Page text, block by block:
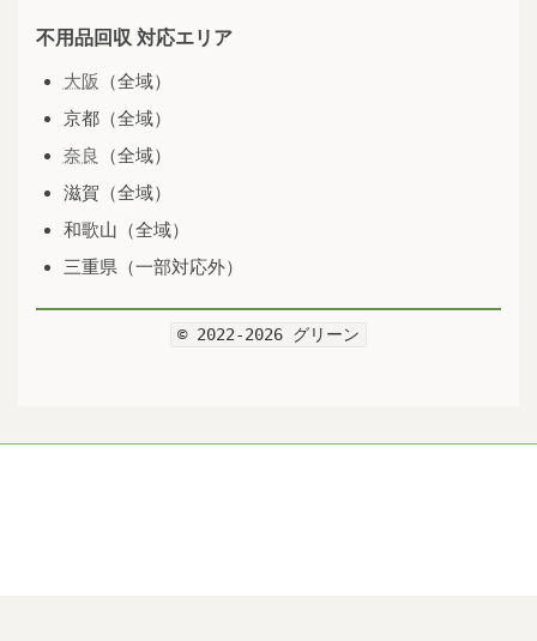
不用品回収 対応エリア
大阪 （全域）
京都（全域）
奈良 （全域）
滋賀（全域）
和歌山（全域）
三重県（一部対応外）
© 2022-2026 グリーン